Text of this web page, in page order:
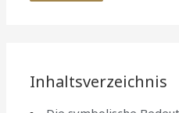
Inhaltsverzeichnis